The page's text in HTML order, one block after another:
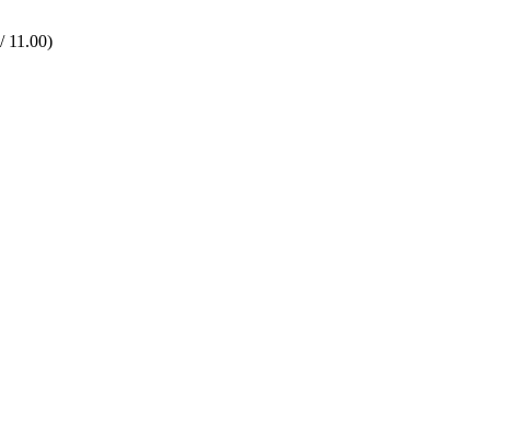
11.00)